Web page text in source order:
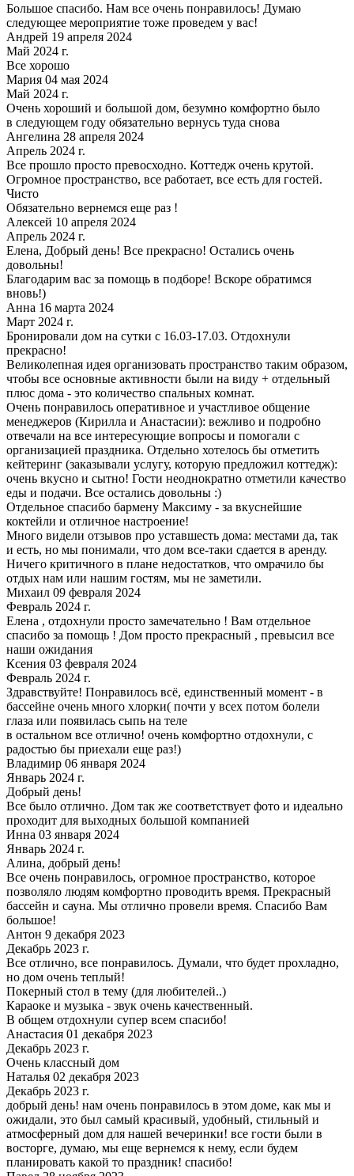
Большое спасибо. Нам все очень понравилось! Думаю
следующее мероприятие тоже проведем у вас!
Андрей 19 апреля 2024
Май 2024 г.
Все хорошо
Мария 04 мая 2024
Май 2024 г.
Очень хороший и большой дом, безумно комфортно было
в следующем году обязательно вернусь туда снова
Ангелина 28 апреля 2024
Апрель 2024 г.
Все прошло просто превосходно. Коттедж очень крутой.
Огромное пространство, все работает, все есть для гостей.
Чисто
Обязательно вернемся еще раз !
Алексей 10 апреля 2024
Апрель 2024 г.
Елена, Добрый день! Все прекрасно! Остались очень
довольны!
Благодарим вас за помощь в подборе! Вскоре обратимся
вновь!)
Анна 16 марта 2024
Март 2024 г.
Бронировали дом на сутки с 16.03-17.03. Отдохнули
прекрасно!
Великолепная идея организовать пространство таким образом,
чтобы все основные активности были на виду + отдельный
плюс дома - это количество спальных комнат.
Очень понравилось оперативное и участливое общение
менеджеров (Кирилла и Анастасии): вежливо и подробно
отвечали на все интересующие вопросы и помогали с
организацией праздника. Отдельно хотелось бы отметить
кейтеринг (заказывали услугу, которую предложил коттедж):
очень вкусно и сытно! Гости неоднократно отметили качество
еды и подачи. Все остались довольны :)
Отдельное спасибо бармену Максиму - за вкуснейшие
коктейли и отличное настроение!
Много видели отзывов про уставшесть дома: местами да, так
и есть, но мы понимали, что дом все-таки сдается в аренду.
Ничего критичного в плане недостатков, что омрачило бы
отдых нам или нашим гостям, мы не заметили.
Михаил 09 февраля 2024
Февраль 2024 г.
Елена , отдохнули просто замечательно ! Вам отдельное
спасибо за помощь ! Дом просто прекрасный , превысил все
наши ожидания
Ксения 03 февраля 2024
Февраль 2024 г.
Здравствуйте! Понравилось всё, единственный момент - в
бассейне очень много хлорки( почти у всех потом болели
глаза или появилась сыпь на теле
в остальном все отлично! очень комфортно отдохнули, с
радостью бы приехали еще раз!)
Владимир 06 января 2024
Январь 2024 г.
Добрый день!
Все было отлично. Дом так же соответствует фото и идеально
проходит для выходных большой компанией
Инна 03 января 2024
Январь 2024 г.
Алина, добрый день!
Все очень понравилось, огромное пространство, которое
позволяло людям комфортно проводить время. Прекрасный
бассейн и сауна. Мы отлично провели время. Спасибо Вам
большое!
Антон 9 декабря 2023
Декабрь 2023 г.
Все отлично, все понравилось. Думали, что будет прохладно,
но дом очень теплый!
Покерный стол в тему (для любителей..)
Караоке и музыка - звук очень качественный.
В общем отдохнули супер всем спасибо!
Анастасия 01 декабря 2023
Декабрь 2023 г.
Очень классный дом
Наталья 02 декабря 2023
Декабрь 2023 г.
добрый день! нам очень понравилось в этом доме, как мы и
ожидали, это был самый красивый, удобный, стильный и
атмосферный дом для нашей вечеринки! все гости были в
восторге, думаю, мы еще вернемся к нему, если будем
планировать какой то праздник! спасибо!